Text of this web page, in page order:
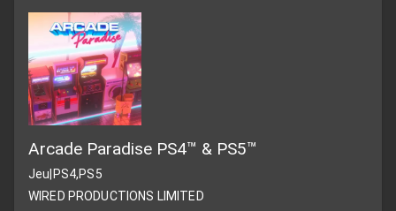
Arcade Paradise PS4™ & PS5™
Jeu PS4,PS5
WIRED PRODUCTIONS LIMITED